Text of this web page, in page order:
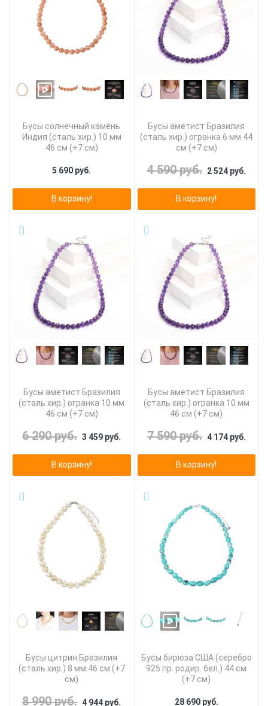
Бусы солнечный камень
Индия (сталь хир.) 10 мм
46 см (+7 см)
5 690 руб.
В корзину!
Бусы аметист Бразилия
(сталь хир.) огранка 6 мм 44
см (+7 см)
4 590 руб. 2 524 руб.
В корзину!
Бусы аметист Бразилия
(сталь хир.) огранка 10 мм
46 см (+7 см)
6 290 руб. 3 459 руб.
В корзину!
Бусы аметист Бразилия
(сталь хир.) огранка 10 мм
46 см (+7 см)
7 590 руб. 4 174 руб.
В корзину!
Бусы цитрин Бразилия
(сталь хир.) 8 мм 46 см (+7
см)
8 990 руб. 4 944 руб.
Бусы бирюза США (серебро
925 пр. родир. бел.) 44 см
(+7 см)
28 690 руб.